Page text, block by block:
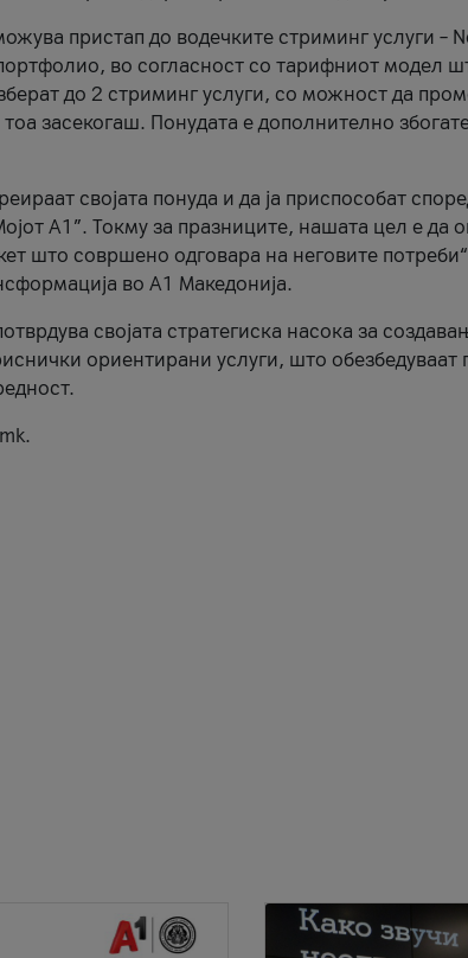
пристап до водечките стриминг услуги –
во согласност со тарифниот модел
до 2 стриминг услуги, со можност да
засекогаш. Понудата е дополнително
својата понуда и да ја приспособат
А1”. Токму за празниците, нашата цел е да
што совршено одговара на неговите
во А1 Македонија.
својата стратегиска насока за
ориентирани услуги, што обезбедуваат